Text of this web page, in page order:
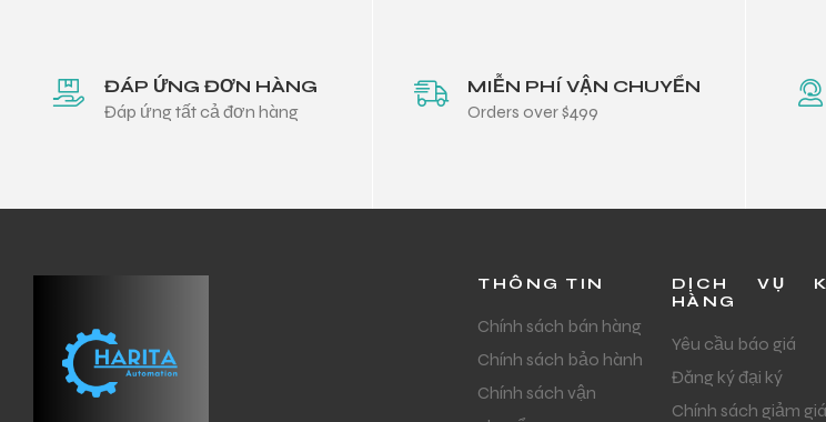
ĐÁP ỨNG ĐƠN HÀNG
Đáp ứng tất cả đơn hàng
MIỄN PHÍ VẬN CHUYỂN
Orders over $499
THÔNG TIN
Chính sách bán hàng
Chính sách bảo hành
Chính sách vận
DỊCH VỤ
HÀNG
Yêu cầu báo giá
Đăng ký đại ký
Chính sách giảm giá